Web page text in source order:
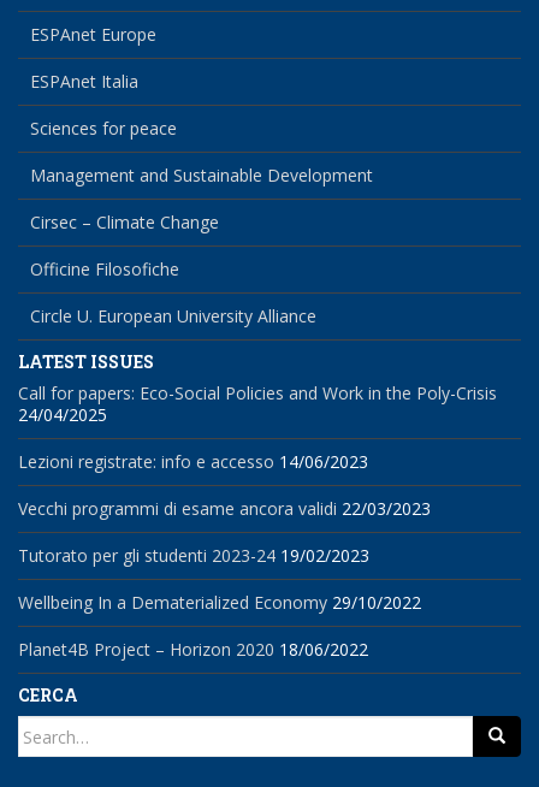
ESPAnet Europe
ESPAnet Italia
Sciences for peace
Management and Sustainable Development
Cirsec – Climate Change
Officine Filosofiche
Circle U. European University Alliance
LATEST ISSUES
Call for papers: Eco-Social Policies and Work in the Poly-Crisis
24/04/2025
Lezioni registrate: info e accesso 14/06/2023
Vecchi programmi di esame ancora validi 22/03/2023
Tutorato per gli studenti 2023-24 19/02/2023
Wellbeing In a Dematerialized Economy 29/10/2022
Planet4B Project – Horizon 2020 18/06/2022
CERCA
Search
for: